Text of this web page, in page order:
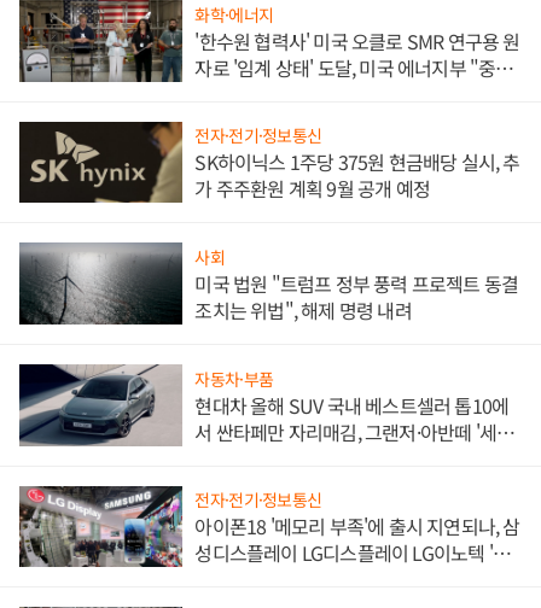
화학·에너지
'한수원 협력사' 미국 오클로 SMR 연구용 원
자로 '임계 상태' 도달, 미국 에너지부 "중요
전자·전기·정보통신
SK하이닉스 1주당 375원 현금배당 실시, 추
가 주주환원 계획 9월 공개 예정
사회
미국 법원 "트럼프 정부 풍력 프로젝트 동결
조치는 위법", 해제 명령 내려
자동차·부품
현대차 올해 SUV 국내 베스트셀러 톱10에
서 싼타페만 자리매김, 그랜저·아반떼 '세단
전자·전기·정보통신
아이폰18 '메모리 부족'에 출시 지연되나, 삼
성디스플레이 LG디스플레이 LG이노텍 '탈